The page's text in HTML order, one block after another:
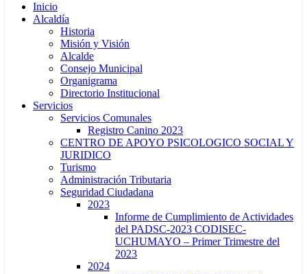
Inicio
Alcaldía
Historia
Misión y Visión
Alcalde
Consejo Municipal
Organigrama
Directorio Institucional
Servicios
Servicios Comunales
Registro Canino 2023
CENTRO DE APOYO PSICOLOGICO SOCIAL Y
JURIDICO
Turismo
Administración Tributaria
Seguridad Ciudadana
2023
Informe de Cumplimiento de Actividades
del PADSC-2023 CODISEC-
UCHUMAYO – Primer Trimestre del
2023
2024